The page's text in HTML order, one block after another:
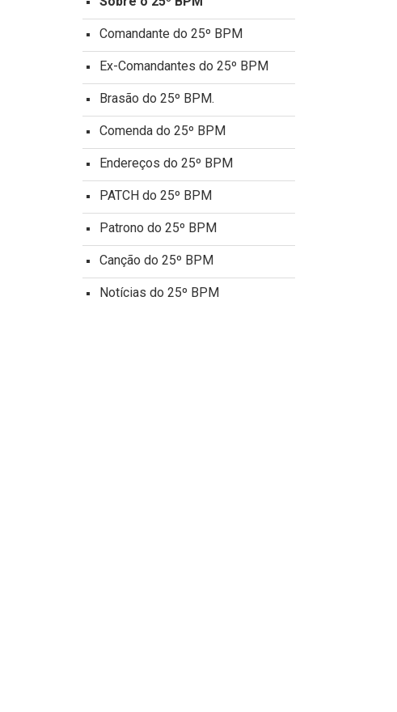
Comandante do 25º BPM
Ex-Comandantes do 25º BPM
Brasão do 25º BPM.
Comenda do 25º BPM
Endereços do 25º BPM
PATCH do 25º BPM
Patrono do 25º BPM
Canção do 25º BPM
Notícias do 25º BPM